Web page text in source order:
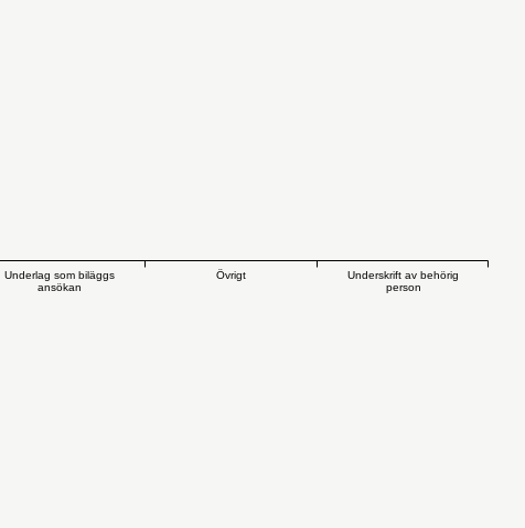
Underlag som biläggs
ansökan
Övrigt
Underskrift av behörig
person